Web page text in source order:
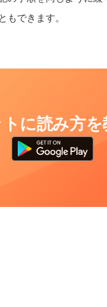
もできます。
に読み方